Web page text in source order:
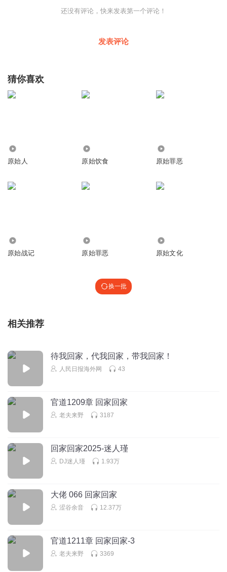
还没有评论，快来发表第一个评论！
发表评论
猜你喜欢
原始人 原始饮食 原始罪恶
原始战记 原始罪恶 原始文化
换一批
相关推荐
待我回家，代我回家，带我回家！
人民日报海外网 43
官道1209章 回家回家
老夫来野 3187
回家回家2025-迷人瑾
DJ迷人瑾 1.93万
大佬 066 回家回家
涩谷余音 12.37万
官道1211章 回家回家-3
老夫来野 3369